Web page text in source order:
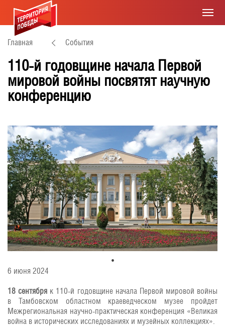
Главная События
110-й годовщине начала Первой
мировой войны посвятят научную
конференцию
6 июня 2024
18 сентября к 110-й годовщине начала Первой мировой войны
в Тамбовском областном краеведческом музее пройдет
Межрегиональная научно-практическая конференция «Великая
война в исторических исследованиях и музейных коллекциях».